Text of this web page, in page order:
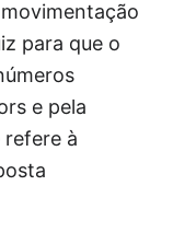
para que o
e pela
refere à